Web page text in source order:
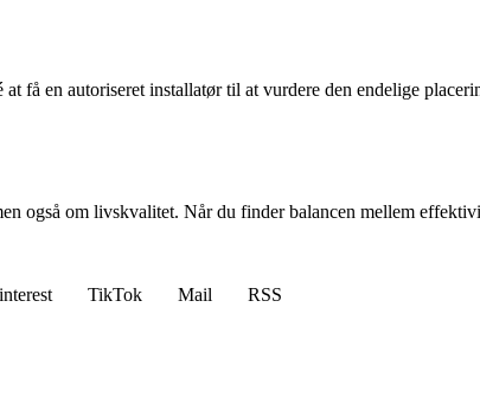
få en autoriseret installatør til at vurdere den endelige
også om livskvalitet. Når du finder balancen mellem
TikTok Mail
RSS